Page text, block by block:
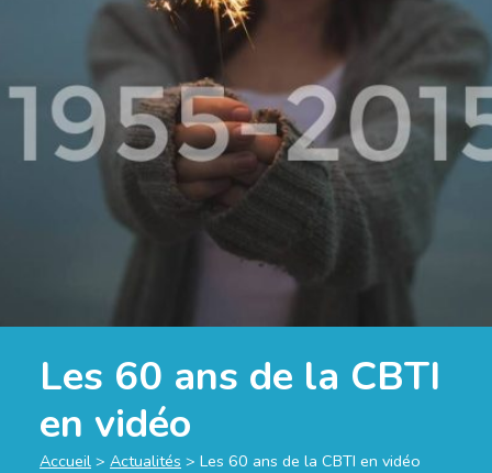
Les 60 ans de la CBTI
en vidéo
Accueil > Actualités > Les 60 ans de la CBTI en vidéo